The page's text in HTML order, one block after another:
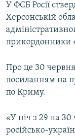
Усі сайти RFE/
У ФСБ Росії
Херсонській
прикордонники
Про це 30
посиланням на
по Криму.
«У ніч з 29 на 30
російсько-